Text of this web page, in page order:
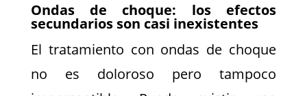
Ondas de choque: los efectos
secundarios son casi inexistentes
El tratamiento con ondas de choque
no es doloroso pero tampoco